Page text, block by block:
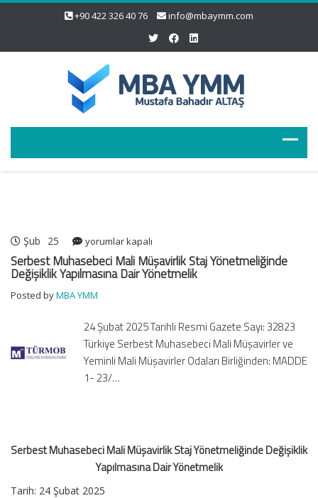
+90 422 326 40 76 info@mbaymm.com
Şub 25
Serbest
Muhasebeci
Mali
Staj
Değişiklik
Yapılmasına
Dair
Yönetmelik
yorumlar kapalı
Serbest Muhasebeci Mali Müşavirlik Staj Yönetmeliğinde
Değişiklik Yapılmasına Dair Yönetmelik
Posted byMBA YMM
24 Şubat 2025 Tarihli Resmi Gazete Sayı: 32823
Türkiye Serbest Muhasebeci Mali Müşavirler ve
Yeminli Mali Müşavirler Odaları Birliğinden: MADDE
1- 23/…
Serbest Muhasebeci Mali Müşavirlik Staj Yönetmeliğinde Değişiklik
Yapılmasına Dair Yönetmelik
Tarih: 24 Şubat 2025